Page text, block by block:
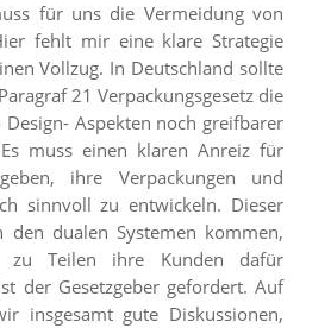
für uns die Vermeidung von
fehlt mir eine klare Strategie
Vollzug. In Deutschland sollte
21 Verpackungsgesetz die
Design- Aspekten noch greifbarer
muss einen klaren Anreiz für
ihre Verpackungen und
sinnvoll zu entwickeln. Dieser
dualen Systemen kommen,
zu Teilen ihre Kunden dafür
der Gesetzgeber gefordert. Auf
insgesamt gute Diskussionen,